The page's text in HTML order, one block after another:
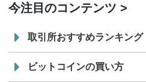
今注目のコンテンツ
取引所おすすめランキング
ビットコインの買い方